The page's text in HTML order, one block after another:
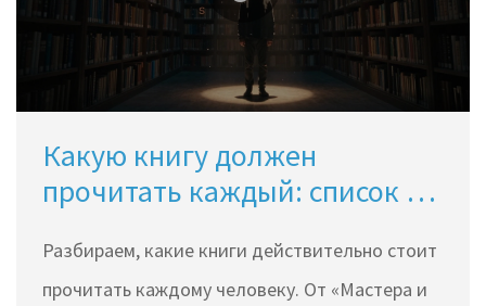
Какую книгу должен
прочитать каждый: список из
меняют сознание
Разбираем, какие книги действительно стоит
прочитать каждому человеку. От «Мастера и